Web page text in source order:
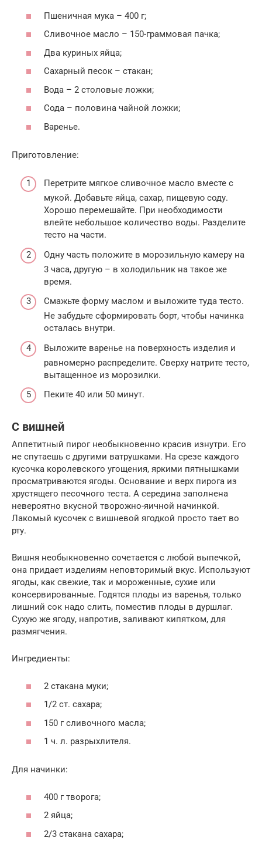
Пшеничная мука – 400 г;
Сливочное масло – 150-граммовая пачка;
Два куриных яйца;
Сахарный песок – стакан;
Вода – 2 столовые ложки;
Сода – половина чайной ложки;
Варенье.
Приготовление:
Перетрите мягкое сливочное масло вместе с
мукой. Добавьте яйца, сахар, пищевую соду.
Хорошо перемешайте. При необходимости
влейте небольшое количество воды. Разделите
тесто на части.
Одну часть положите в морозильную камеру на
3 часа, другую – в холодильник на такое же
время.
Смажьте форму маслом и выложите туда тесто.
Не забудьте сформировать борт, чтобы начинка
осталась внутри.
Выложите варенье на поверхность изделия и
равномерно распределите. Сверху натрите тесто,
вытащенное из морозилки.
Пеките 40 или 50 минут.
С вишней
Аппетитный пирог необыкновенно красив изнутри. Его
не спутаешь с другими ватрушками. На срезе каждого
кусочка королевского угощения, яркими пятнышками
просматриваются ягоды. Основание и верх пирога из
хрустящего песочного теста. А середина заполнена
невероятно вкусной творожно-яичной начинкой.
Лакомый кусочек с вишневой ягодкой просто тает во
рту.
Вишня необыкновенно сочетается с любой выпечкой,
она придает изделиям неповторимый вкус. Используют
ягоды, как свежие, так и мороженные, сухие или
консервированные. Годятся плоды из варенья, только
лишний сок надо слить, поместив плоды в дуршлаг.
Сухую же ягоду, напротив, заливают кипятком, для
размягчения.
Ингредиенты:
2 стакана муки;
1/2 ст. сахара;
150 г сливочного масла;
1 ч. л. разрыхлителя.
Для начинки:
400 г творога;
2 яйца;
2/3 стакана сахара;